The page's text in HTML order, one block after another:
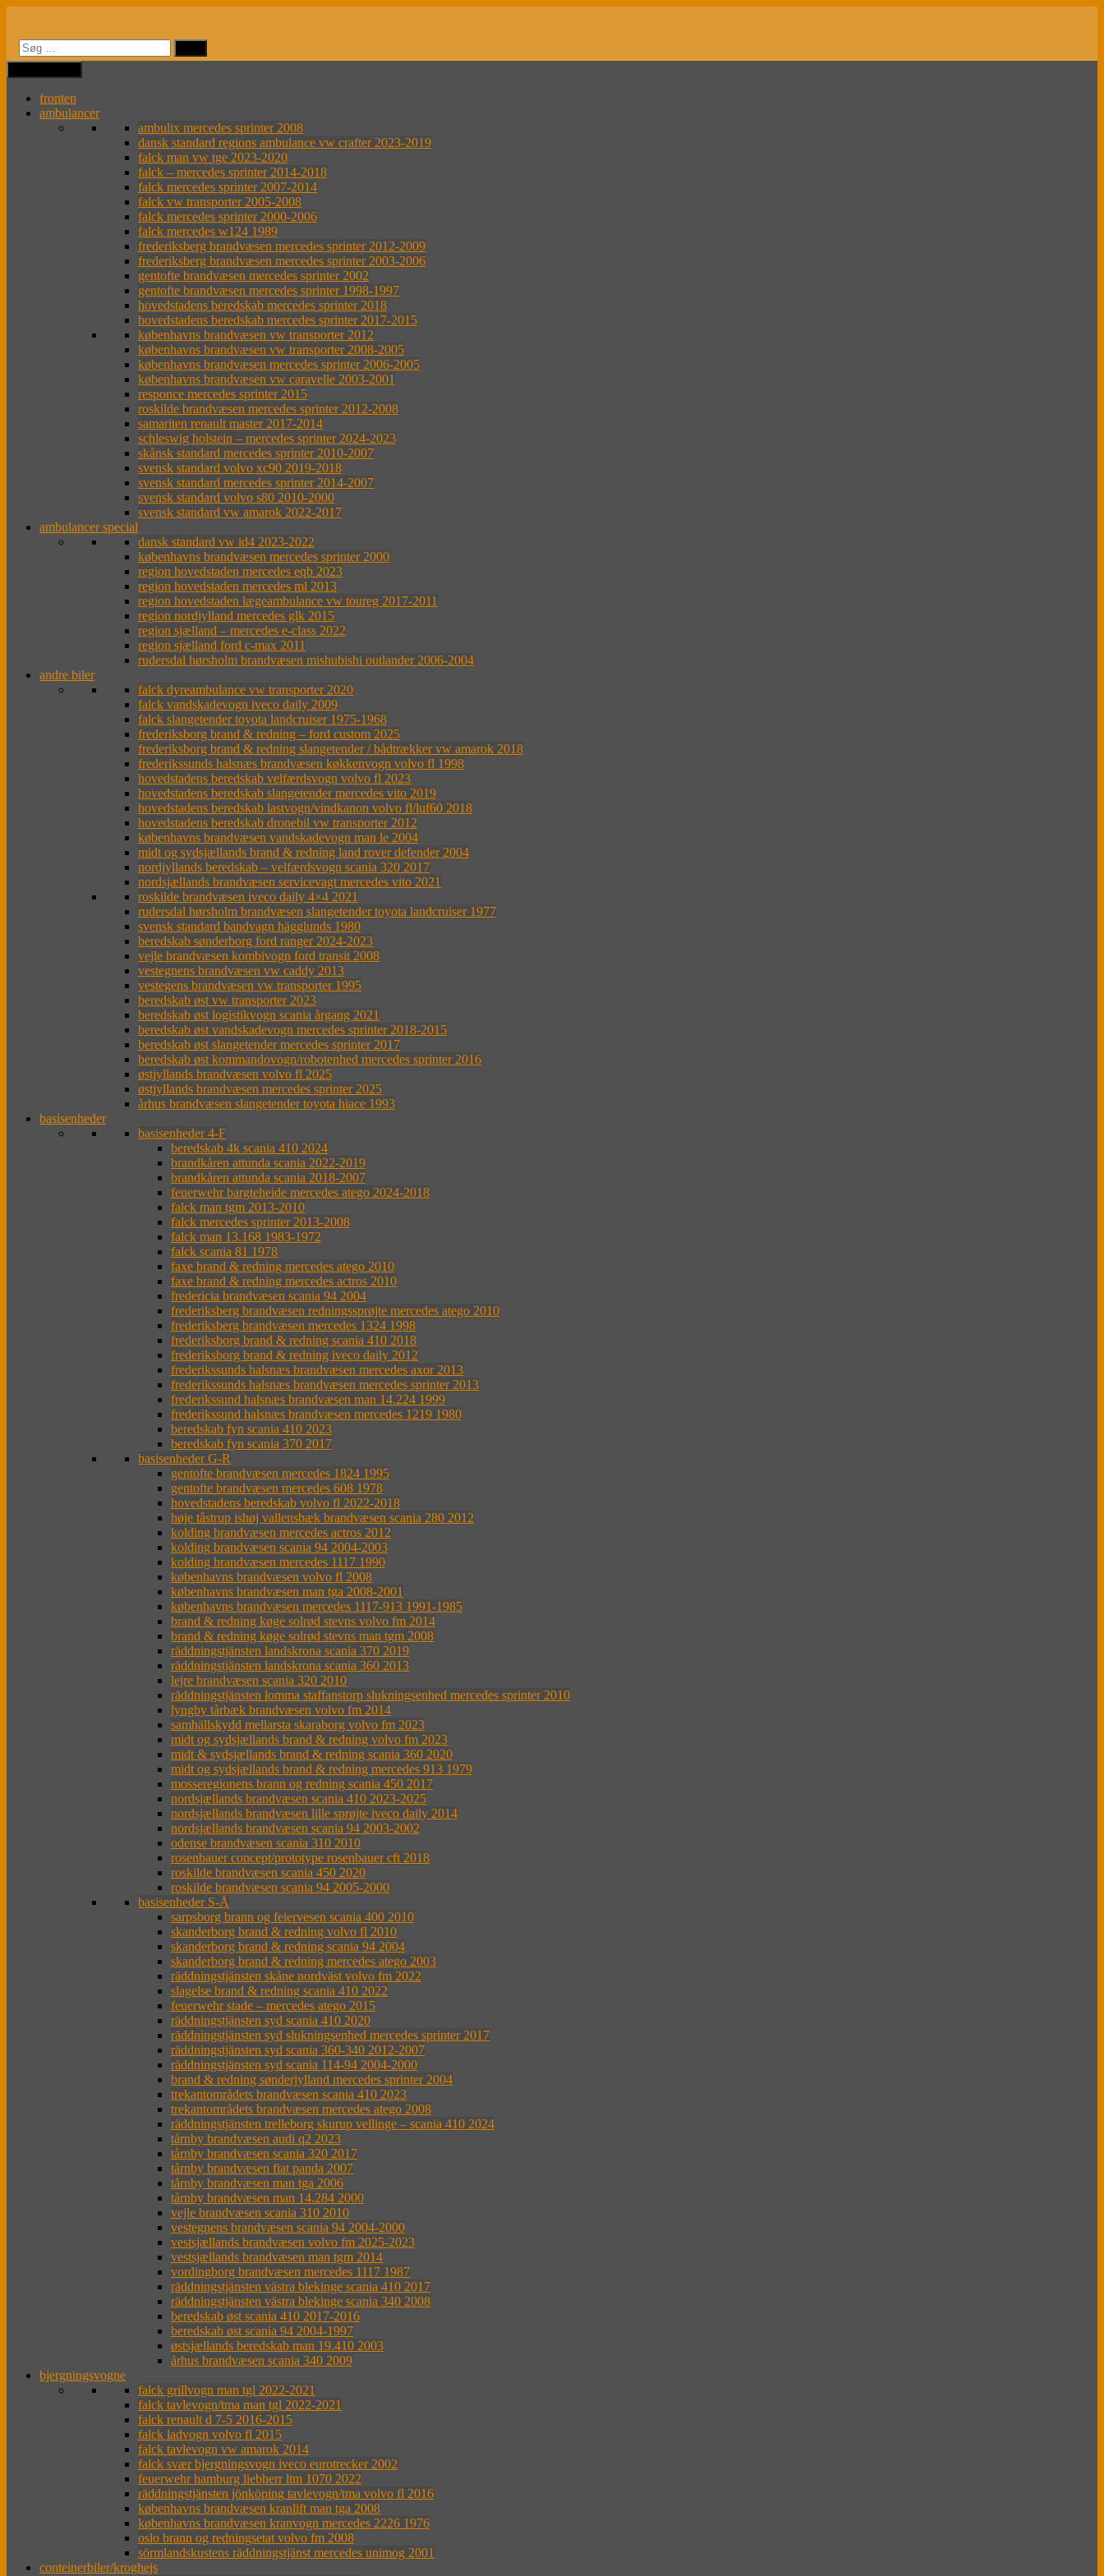
indhold
fronten
ambulancer
ambulix mercedes sprinter 2008
dansk standard regions ambulance vw crafter 2023-2019
falck man vw tge 2023-2020
falck – mercedes sprinter 2014-2018
falck mercedes sprinter 2007-2014
falck vw transporter 2005-2008
falck mercedes sprinter 2000-2006
falck mercedes w124 1989
frederiksberg brandvæsen mercedes sprinter 2012-2009
frederiksberg brandvæsen mercedes sprinter 2003-2006
gentofte brandvæsen mercedes sprinter 2002
gentofte brandvæsen mercedes sprinter 1998-1997
hovedstadens beredskab mercedes sprinter 2018
hovedstadens beredskab mercedes sprinter 2017-2015
københavns brandvæsen vw transporter 2012
københavns brandvæsen vw transporter 2008-2005
københavns brandvæsen mercedes sprinter 2006-2005
københavns brandvæsen vw caravelle 2003-2001
responce mercedes sprinter 2015
roskilde brandvæsen mercedes sprinter 2012-2008
samariten renault master 2017-2014
schleswig holstein – mercedes sprinter 2024-2023
skånsk standard mercedes sprinter 2010-2007
svensk standard volvo xc90 2019-2018
svensk standard mercedes sprinter 2014-2007
svensk standard volvo s80 2010-2000
svensk standard vw amarok 2022-2017
ambulancer special
dansk standard vw id4 2023-2022
københavns brandvæsen mercedes sprinter 2000
region hovedstaden mercedes eqb 2023
region hovedstaden mercedes ml 2013
region hovedstaden lægeambulance vw toureg 2017-2011
region nordjylland mercedes glk 2015
region sjælland – mercedes e-class 2022
region sjælland ford c-max 2011
rudersdal hørsholm brandvæsen mishubishi outlander 2006-2004
andre biler
falck dyreambulance vw transporter 2020
falck vandskadevogn iveco daily 2009
falck slangetender toyota landcruiser 1975-1968
frederiksborg brand & redning – ford custom 2025
frederiksborg brand & redning slangetender / bådtrækker vw amarok 2018
frederikssunds halsnæs brandvæsen køkkenvogn volvo fl 1998
hovedstadens beredskab velfærdsvogn volvo fl 2023
hovedstadens beredskab slangetender mercedes vito 2019
hovedstadens beredskab lastvogn/vindkanon volvo fl/luf60 2018
hovedstadens beredskab dronebil vw transporter 2012
københavns brandvæsen vandskadevogn man le 2004
midt og sydsjællands brand & redning land rover defender 2004
nordjyllands beredskab – velfærdsvogn scania 320 2017
nordsjællands brandvæsen servicevagt mercedes vito 2021
roskilde brandvæsen iveco daily 4×4 2021
rudersdal hørsholm brandvæsen slangetender toyota landcruiser 1977
svensk standard bandvagn hägglunds 1980
beredskab sønderborg ford ranger 2024-2023
vejle brandvæsen kombivogn ford transit 2008
vestegnens brandvæsen vw caddy 2013
vestegens brandvæsen vw transporter 1995
beredskab øst vw transporter 2023
beredskab øst logistikvogn scania årgang 2021
beredskab øst vandskadevogn mercedes sprinter 2018-2015
beredskab øst slangetender mercedes sprinter 2017
beredskab øst kommandovogn/robotenhed mercedes sprinter 2016
østjyllands brandvæsen volvo fl 2025
østjyllands brandvæsen mercedes sprinter 2025
århus brandvæsen slangetender toyota hiace 1993
basisenheder
basisenheder 4-F
beredskab 4k scania 410 2024
brandkåren attunda scania 2022-2019
brandkåren attunda scania 2018-2007
feuerwehr bargteheide mercedes atego 2024-2018
falck man tgm 2013-2010
falck mercedes sprinter 2013-2008
falck man 13.168 1983-1972
falck scania 81 1978
faxe brand & redning mercedes atego 2010
faxe brand & redning mercedes actros 2010
fredericia brandvæsen scania 94 2004
frederiksberg brandvæsen redningssprøjte mercedes atego 2010
frederiksberg brandvæsen mercedes 1324 1998
frederiksborg brand & redning scania 410 2018
frederiksborg brand & redning iveco daily 2012
frederikssunds halsnæs brandvæsen mercedes axor 2013
frederikssunds halsnæs brandvæsen mercedes sprinter 2013
frederikssund halsnæs brandvæsen man 14.224 1999
frederikssund halsnæs brandvæsen mercedes 1219 1980
beredskab fyn scania 410 2023
beredskab fyn scania 370 2017
basisenheder G-R
gentofte brandvæsen mercedes 1824 1995
gentofte brandvæsen mercedes 608 1978
hovedstadens beredskab volvo fl 2022-2018
høje tåstrup ishøj vallensbæk brandvæsen scania 280 2012
kolding brandvæsen mercedes actros 2012
kolding brandvæsen scania 94 2004-2003
kolding brandvæsen mercedes 1117 1990
københavns brandvæsen volvo fl 2008
københavns brandvæsen man tga 2008-2001
københavns brandvæsen mercedes 1117-913 1991-1985
brand & redning køge solrød stevns volvo fm 2014
brand & redning køge solrød stevns man tgm 2008
räddningstjänsten landskrona scania 370 2019
räddningstjänsten landskrona scania 360 2013
lejre brandvæsen scania 320 2010
räddningstjänsten lomma staffanstorp slukningsenhed mercedes sprinter 2010
lyngby tårbæk brandvæsen volvo fm 2014
samhällskydd mellarsta skaraborg volvo fm 2023
midt og sydsjællands brand & redning volvo fm 2023
midt & sydsjællands brand & redning scania 360 2020
midt og sydsjællands brand & redning mercedes 913 1979
mosseregionens brann og redning scania 450 2017
nordsjællands brandvæsen scania 410 2023-2025
nordsjællands brandvæsen lille sprøjte iveco daily 2014
nordsjællands brandvæsen scania 94 2003-2002
odense brandvæsen scania 310 2010
rosenbauer concept/prototype rosenbauer cft 2018
roskilde brandvæsen scania 450 2020
roskilde brandvæsen scania 94 2005-2000
basisenheder S-Å
sarpsborg brann og feiervesen scania 400 2010
skanderborg brand & redning volvo fl 2010
skanderborg brand & redning scania 94 2004
skanderborg brand & redning mercedes atego 2003
räddningstjänsten skåne nordväst volvo fm 2022
slagelse brand & redning scania 410 2022
feuerwehr stade – mercedes atego 2015
räddningstjänsten syd scania 410 2020
räddningstjänsten syd slukningsenhed mercedes sprinter 2017
räddningstjänsten syd scania 360-340 2012-2007
räddningstjänsten syd scania 114-94 2004-2000
brand & redning sønderjylland mercedes sprinter 2004
trekantområdets brandvæsen scania 410 2023
trekantområdets brandvæsen mercedes atego 2008
räddningstjänsten trelleborg skurup vellinge – scania 410 2024
tårnby brandvæsen audi q2 2023
tårnby brandvæsen scania 320 2017
tårnby brandvæsen fiat panda 2007
tårnby brandvæsen man tga 2006
tårnby brandvæsen man 14.284 2000
vejle brandvæsen scania 310 2010
vestegnens brandvæsen scania 94 2004-2000
vestsjællands brandvæsen volvo fm 2025-2023
vestsjællands brandvæsen man tgm 2014
vordingborg brandvæsen mercedes 1117 1987
räddningstjänsten västra blekinge scania 410 2017
räddningstjänsten västra blekinge scania 340 2008
beredskab øst scania 410 2017-2016
beredskab øst scania 94 2004-1997
østsjællands beredskab man 19.410 2003
århus brandvæsen scania 340 2009
bjergningsvogne
falck grillvogn man tgl 2022-2021
falck tavlevogn/tma man tgl 2022-2021
falck renault d 7-5 2016-2015
falck ladvogn volvo fl 2015
falck tavlevogn vw amarok 2014
falck svær bjergningsvogn iveco eurotrecker 2002
feuerwehr hamburg liebherr ltm 1070 2022
räddningstjänsten jönköping tavlevogn/tma volvo fl 2016
københavns brandvæsen kranlift man tga 2008
københavns brandvæsen kranvogn mercedes 2226 1976
oslo brann og redningsetat volvo fm 2008
sörmlandskustens räddningstjänst mercedes unimog 2001
conteinerbiler/kroghejs